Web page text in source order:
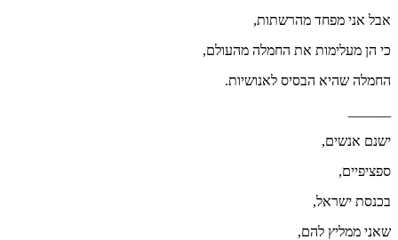
אבל אני מפחד מהרשתות,
כי הן מעלימות את החמלה מהעולם,
החמלה שהיא הבסיס לאנושיות.
ישנם אנשים,
ספציפיים,
בכנסת ישראל,
שאני ממליץ להם,